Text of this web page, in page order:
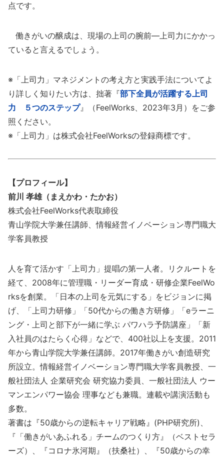
点です。
働きがいの醸成は、現場の上司の腕前―上司力にかかっ
ていると言えるでしょう。
※「上司力」マネジメントの考え方と実践手法についてよ
り詳しく知りたい方は、拙著『部下全員が活躍する上司
力 ５つのステップ』（FeelWorks、2023年3月）をご参
照ください。
※「上司力」は株式会社FeelWorksの登録商標です。
【プロフィール】
前川 孝雄（まえかわ・たかお）
株式会社FeelWorks代表取締役
青山学院大学兼任講師、情報経営イノベーション専門職大
学客員教授
人を育て活かす「上司力」提唱の第一人者。リクルートを
経て、2008年に管理職・リーダー育成・研修企業FeelWo
rksを創業。「日本の上司を元気にする」をビジョンに掲
げ、「上司力研修」「50代からの働き方研修」「eラーニ
ング・上司と部下が一緒に学ぶ パワハラ予防講座」「新
入社員のはたらく心得」などで、400社以上を支援。2011
年から青山学院大学兼任講師。2017年働きがい創造研究
所設立。情報経営イノベーション専門職大学客員教授、一
般社団法人 企業研究会 研究協力委員、一般社団法人 ウー
マンエンパワー協会 理事なども兼職。連載や講演活動も
多数。
著書は『50歳からの逆転キャリア戦略』(PHP研究所)、
『「働きがいあふれる」チームのつくり方』（ベストセラ
ーズ）、『コロナ氷河期』（扶桑社）、『50歳からの幸